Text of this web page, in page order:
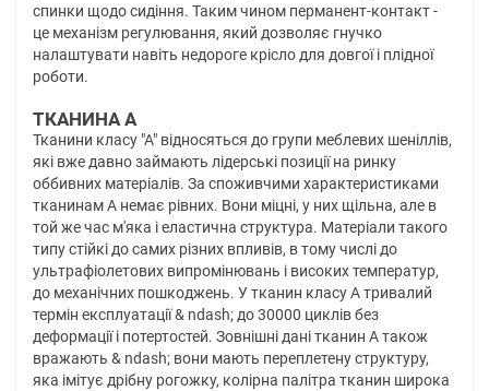
спинки щодо сидіння. Таким чином перманент-контакт -
це механізм регулювання, який дозволяє гнучко
налаштувати навіть недороге крісло для довгої і плідної
роботи.
ТКАНИНА А
Тканини класу "А" відносяться до групи меблевих шеніллів,
які вже давно займають лідерські позиції на ринку
оббивних матеріалів. За споживчими характеристиками
тканинам А немає рівних. Вони міцні, у них щільна, але в
той же час м'яка і еластична структура. Матеріали такого
типу стійкі до самих різних впливів, в тому числі до
ультрафіолетових випромінювань і високих температур,
до механічних пошкоджень. У тканин класу А тривалий
термін експлуатації & ndash; до 30000 циклів без
деформації і потертостей. Зовнішні дані тканин А також
вражають & ndash; вони мають переплетену структуру,
яка імітує дрібну рогожку, колірна палітра тканин широка